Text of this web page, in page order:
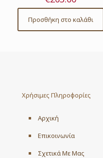
Προσθήκη στο καλάθι
Χρήσιμες Πληροφορίες
Αρχική
Επικοινωνία
Σχετικά Με Μας